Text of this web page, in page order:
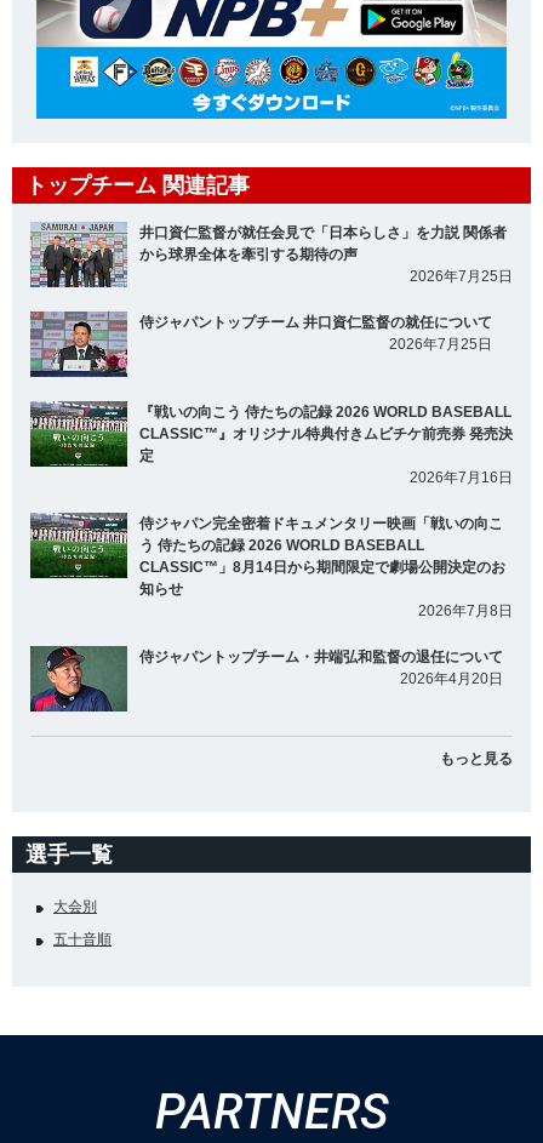
トップチーム 関連記事
井口資仁監督が就任会見で「日本らしさ」を力説 関係者
から球界全体を牽引する期待の声
2026年7月25日
侍ジャパントップチーム 井口資仁監督の就任について
2026年7月25日
『戦いの向こう 侍たちの記録 2026 WORLD BASEBALL
CLASSIC™』オリジナル特典付きムビチケ前売券 発売決
定
2026年7月16日
侍ジャパン完全密着ドキュメンタリー映画「戦いの向こ
う 侍たちの記録 2026 WORLD BASEBALL
CLASSIC™」8月14日から期間限定で劇場公開決定のお
知らせ
2026年7月8日
侍ジャパントップチーム・井端弘和監督の退任について
2026年4月20日
もっと見る
選手一覧
大会別
五十音順
PARTNERS